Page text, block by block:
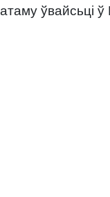
ўвайсьці